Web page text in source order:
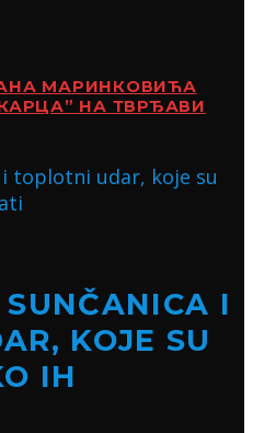
МАРИНКОВИЋА
НА ТВРЂАВИ
I
KOJE SU
IH